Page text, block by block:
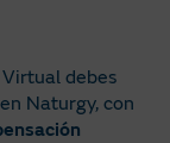
debes
Naturgy, con